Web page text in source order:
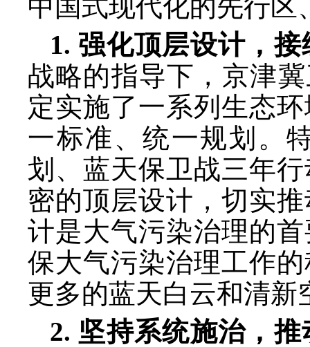
中国式现代化的先行
1. 强化顶层设计，
战略的指导下，京津
定实施了一系列生态
一标准、统一规划。
划、蓝天保卫战三年
密的顶层设计，切实
计是大气污染治理的
保大气污染治理工作
更多的蓝天白云和清新
2. 坚持系统施治，